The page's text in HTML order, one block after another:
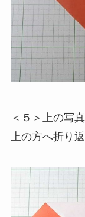
＜５＞上の写
上の方へ折り返